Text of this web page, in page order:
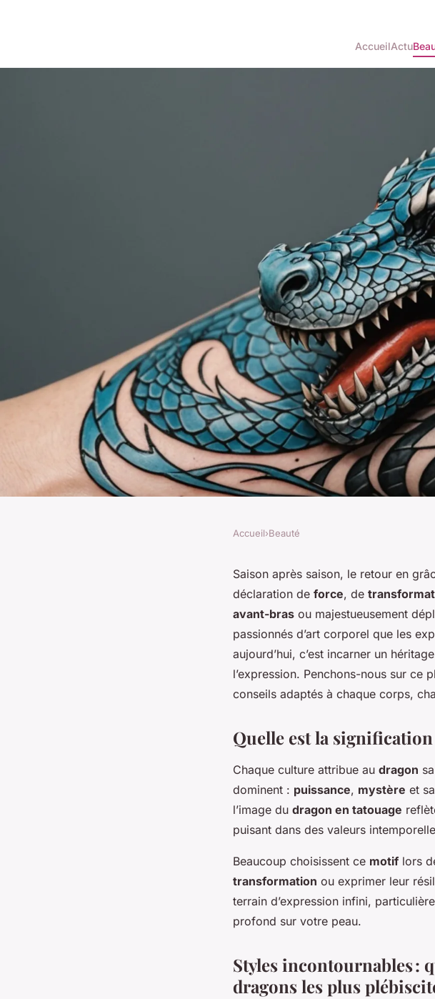
AccueilActu
Exploration stylée et
du tatouage dragon :
tendances et inspirations
6 min de lecture
Accueil›Beauté
Saison après saison, le retour en
déclaration de force, de
avant-bras ou majestueusement
passionnés d’art corporel que les
aujourd’hui, c’est incarner un
l’expression. Penchons-nous sur ce
conseils adaptés à chaque corps,
Quelle est la
Chaque culture attribue au dragon
dominent : puissance, mystère et
l’image du dragon en tatouage
puisant dans des valeurs
Beaucoup choisissent ce motif lors
transformation ou exprimer leur
terrain d’expression infini,
profond sur votre peau.
Styles incontournables :
dragons les plus